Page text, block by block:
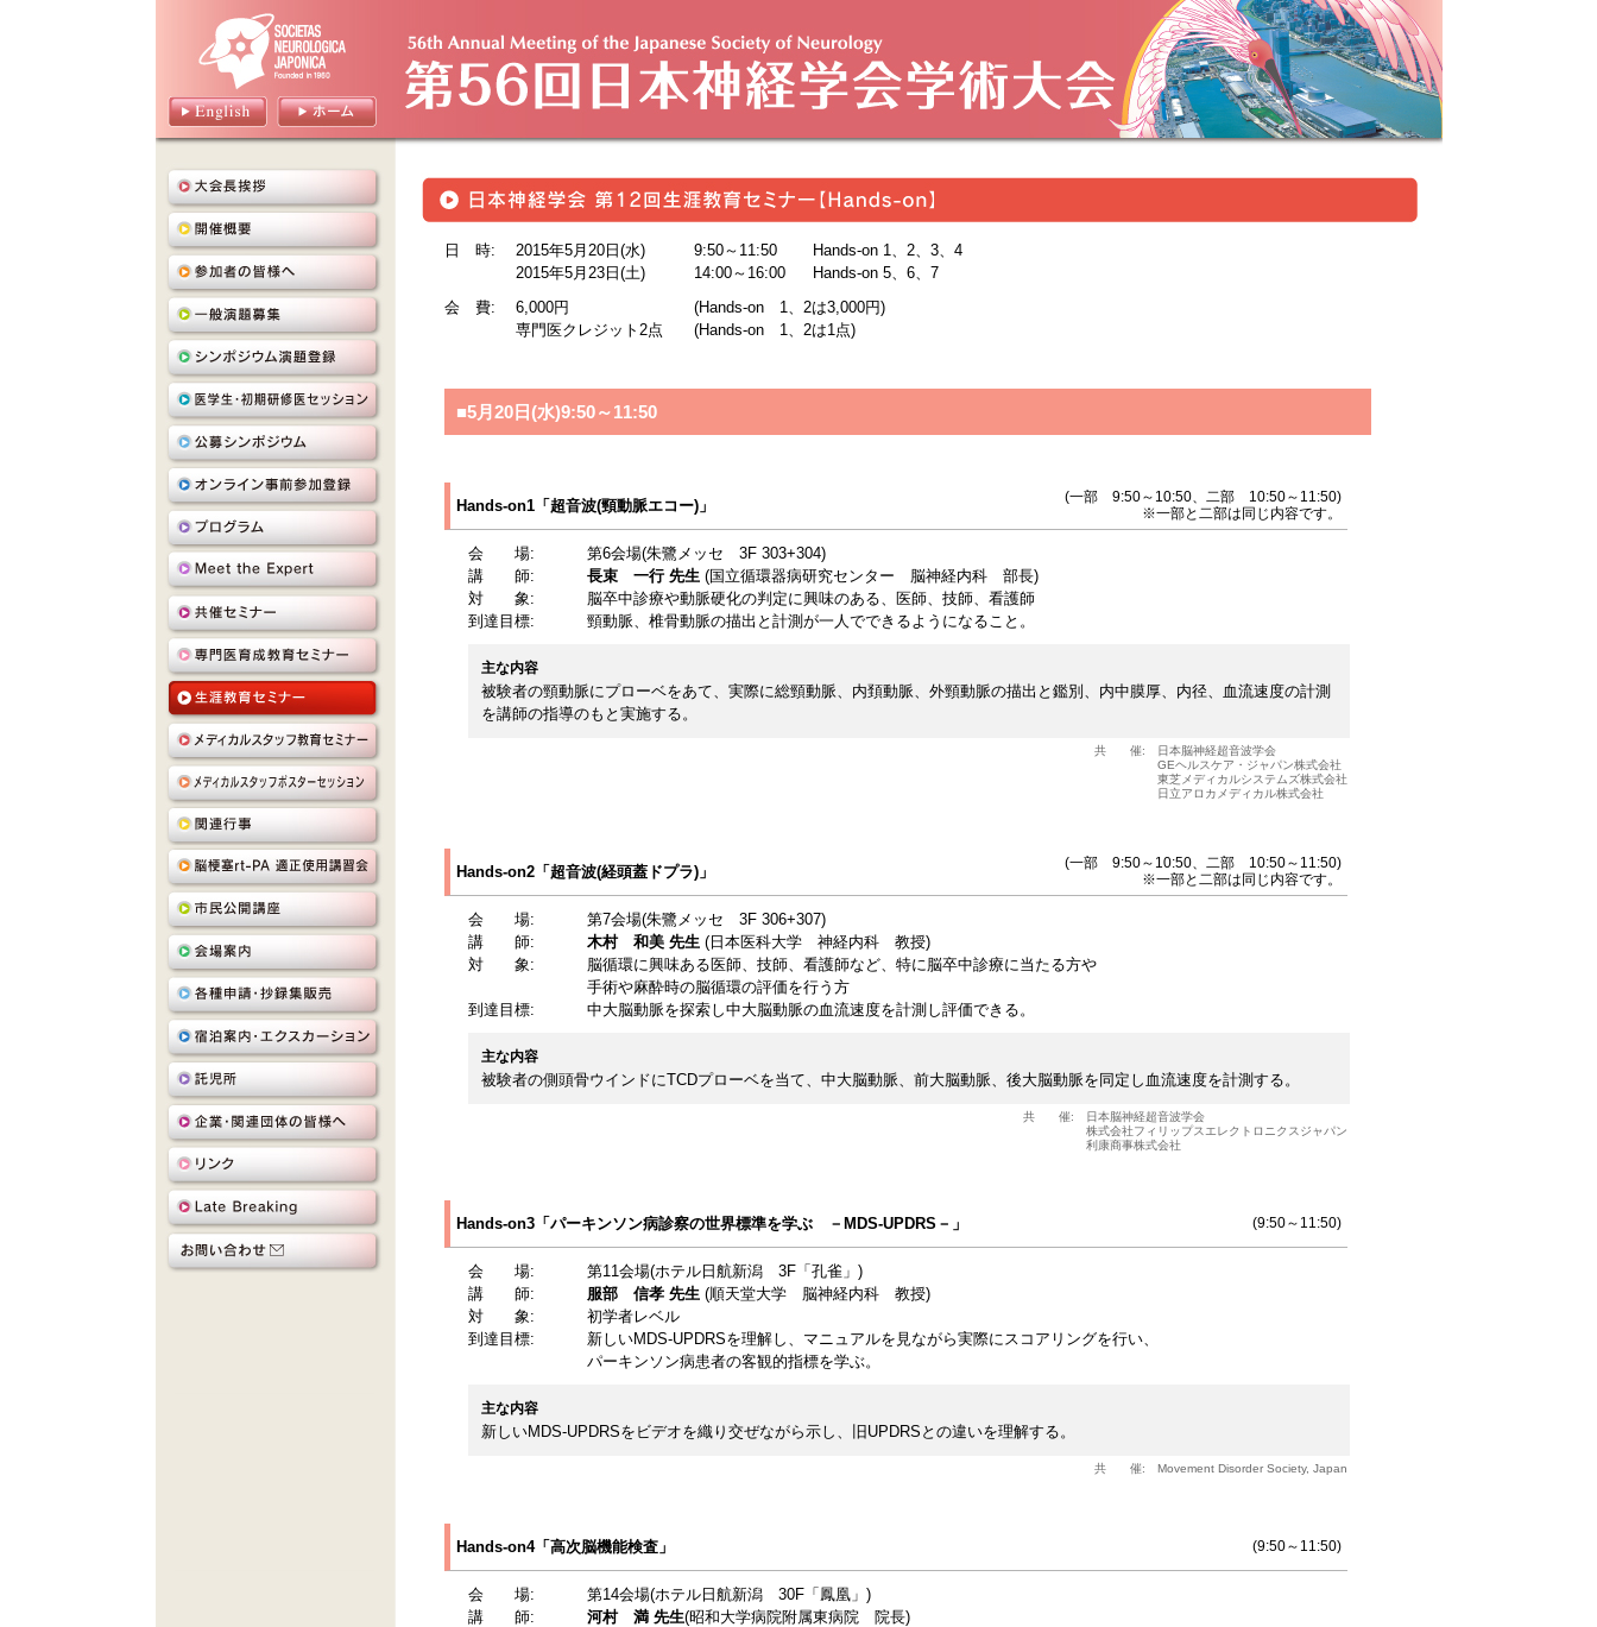
日 時: 2015年5月20日(水) 9:50～11:50
Hands-on 1、2、3、4
2015年5月23日(土)
14:00～16:00
Hands-on 5、6、7
会 費:
6,000円
(Hands-on 1、2は3,000円)
専門医クレジット2点
(Hands-on 1、2は1点)
■5月20日(水)9:50～11:50
Hands-on1「超音波(頸動脈エコー)」
(一部 9:50～10:50、二部 10:50～11:50)
※一部と二部は同じ内容です。
会 場:
第6会場(朱鷺メッセ 3F 303+304)
講 師:
長束 一行 先生(国立循環器病研究センター 脳神経内科 部長)
対 象:
脳卒中診療や動脈硬化の判定に興味のある、医師、技師、看護師
到達目標:
頸動脈、椎骨動脈の描出と計測が一人でできるようになること。
主な内容
被験者の頸動脈にプローベをあて、実際に総頸動脈、内頚動脈、外頸動脈の描出と鑑別、内中膜厚、内径、血流速度の計測
を講師の指導のもと実施する。
共 催:
日本脳神経超音波学会
GEヘルスケア・ジャパン株式会社
東芝メディカルシステムズ株式会社
日立アロカメディカル株式会社
Hands-on2「超音波(経頭蓋ドプラ)」
(一部 9:50～10:50、二部 10:50～11:50)
※一部と二部は同じ内容です。
会 場:
第7会場(朱鷺メッセ 3F 306+307)
講 師:
木村 和美先生(日本医科大学 神経内科 教授)
対 象:
脳循環に興味ある医師、技師、看護師など、特に脳卒中診療に当たる方や
手術や麻酔時の脳循環の評価を行う方
到達目標:
中大脳動脈を探索し中大脳動脈の血流速度を計測し評価できる。
主な内容
被験者の側頭骨ウインドにTCDプローベを当て、中大脳動脈、前大脳動脈、後大脳動脈を同定し血流速度を計測する。
共 催:
日本脳神経超音波学会
株式会社フィリップスエレクトロニクスジャパン
利康商事株式会社
Hands-on3「パーキンソン病診察の世界標準を学ぶ －MDS-UPDRS－」 (9:50～11:50)
会 場:
第11会場(ホテル日航新潟 3F「孔雀」)
講 師:
服部 信孝 先生(順天堂大学 脳神経内科 教授)
対 象:
初学者レベル
到達目標:
新しいMDS-UPDRSを理解し、マニュアルを見ながら実際にスコアリングを行い、
パーキンソン病患者の客観的指標を学ぶ。
主な内容
新しいMDS-UPDRSをビデオを織り交ぜながら示し、旧UPDRSとの違いを理解する。
共 催: Movement Disorder Society, Japan
Hands-on4「高次脳機能検査」 (9:50～11:50)
会 場:
第14会場(ホテル日航新潟 30F「鳳凰」)
講 師:
河村 満 先生(昭和大学病院附属東病院 院長)